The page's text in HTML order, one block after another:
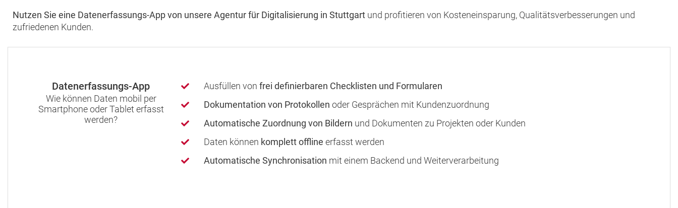
Nutzen Sie eine Datenerfassungs-App von unsere Agentur für Digitalisierung in Stuttgart und profitieren von Kosteneinsparung, Qualitätsverbesserungen und
zufriedenen Kunden.
Datenerfassungs-App
Wie können Daten mobil per
Smartphone oder Tablet erfasst
werden?
Ausfüllen vonfrei definierbaren Checklisten und Formularen
Dokumentation von Protokollen oder Gesprächen mit Kundenzuordnung
Automatische Zuordnung von Bildern und Dokumenten zu Projekten oder Kunden
Daten können komplett offline erfasst werden
Automatische Synchronisation mit einem Backend und Weiterverarbeitung